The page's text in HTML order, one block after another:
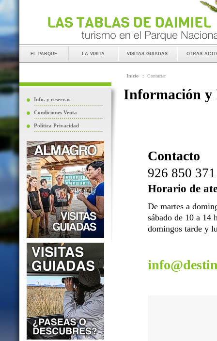
el parque la visita visitas guiadas otras
Info. y reservas
Condiciones Venta
Política Privacidad
Inicio :: Contactar
Información y
Contacto
926 850 371
Horario de
De martes a
sábado de 10 a 14
domingos tarde y